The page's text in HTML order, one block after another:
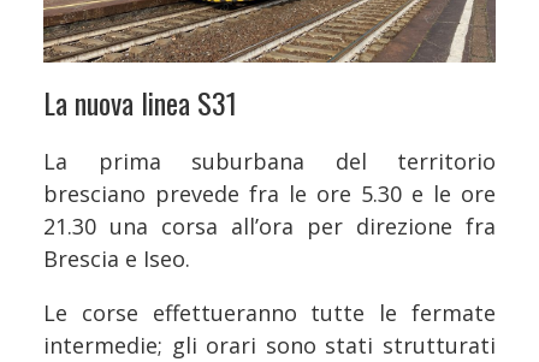
La nuova linea S31
La prima suburbana del territorio
bresciano prevede fra le ore 5.30 e le ore
21.30 una corsa all’ora per direzione fra
Brescia e Iseo.
Le corse effettueranno tutte le fermate
intermedie; gli orari sono stati strutturati